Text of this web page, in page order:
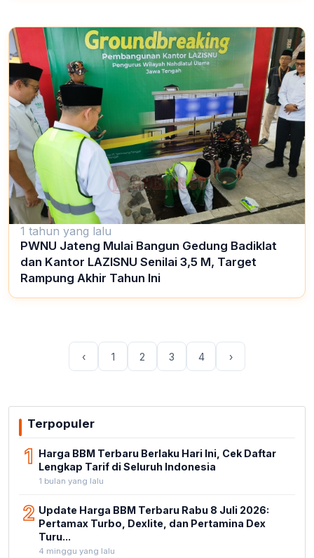
1 tahun yang lalu
PWNU Jateng Mulai Bangun Gedung Badiklat
dan Kantor LAZISNU Senilai 3,5 M, Target
Rampung Akhir Tahun Ini
‹ 1 2 3 4 ›
Terpopuler
1 Harga BBM Terbaru Berlaku Hari Ini, Cek Daftar
Lengkap Tarif di Seluruh Indonesia
1 bulan yang lalu
2 Update Harga BBM Terbaru Rabu 8 Juli 2026:
Pertamax Turbo, Dexlite, dan Pertamina Dex
Turu...
4 minggu yang lalu